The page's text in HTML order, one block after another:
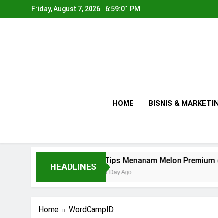
to
Friday, August 7, 2026 6:59:02 PM
HOME BISNIS &
HEADLINES
Tips Menanam Melon Premium di Polibag
Home WordCampID